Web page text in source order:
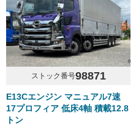
ストック番号98871
E13Cエンジン マニュアル7速
17プロフィア 低床4軸 積載12.8
トン